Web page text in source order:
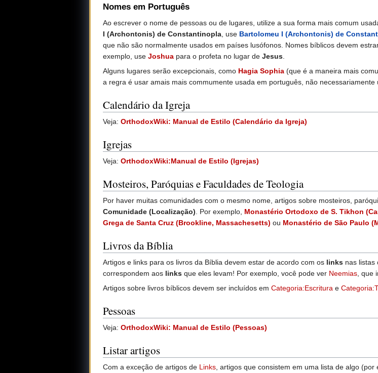
Nomes em Português
Ao escrever o nome de pessoas ou de lugares, utilize a sua forma mais comum
I (Archontonis) de Constantinopla, use Bartolomeu I (Archontonis) de
que não são normalmente usados em países lusófonos. Nomes bíblicos devem
exemplo, use Joshua para o profeta no lugar de Jesus.
Alguns lugares serão excepcionais, como Hagia Sophia (que é a maneira mais
a regra é usar amais mais commumente usada em português, não
Calendário da Igreja
Veja: OrthodoxWiki: Manual de Estilo (Calendário da Igreja)
Igrejas
Veja: OrthodoxWiki:Manual de Estilo (Igrejas)
Mosteiros, Paróquias e Faculdades de Teologia
Por haver muitas comunidades com o mesmo nome, artigos sobre mosteiros,
Comunidade (Localização). Por exemplo, Monastério Ortodoxo de S. Tikhon
Grega de Santa Cruz (Brookline, Massachesetts) ou Monastério de São Paulo
Livros da Bíblia
Artigos e links para os livros da Bíblia devem estar de acordo com os links nas listas
correspondem aos links que eles levam! Por exemplo, você pode ver Neemias, que
Artigos sobre livros bíblicos devem ser incluídos em Categoria:Escritura e
Pessoas
Veja: OrthodoxWiki: Manual de Estilo (Pessoas)
Listar artigos
Com a exceção de artigos de Links, artigos que consistem em uma lista de algo (por